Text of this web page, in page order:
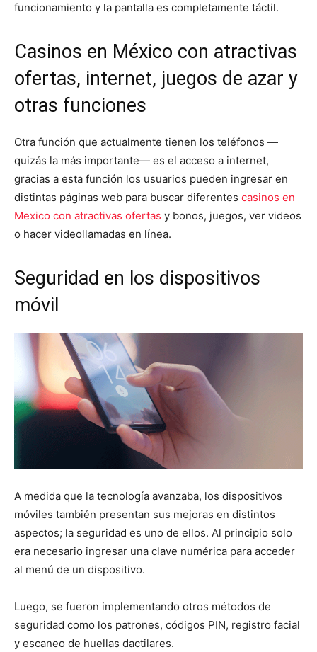
funcionamiento y la pantalla es completamente táctil.
Casinos en México con atractivas
ofertas, internet, juegos de azar y
otras funciones
Otra función que actualmente tienen los teléfonos —
quizás la más importante— es el acceso a internet,
gracias a esta función los usuarios pueden ingresar en
distintas páginas web para buscar diferentes casinos en
Mexico con atractivas ofertas y bonos, juegos, ver videos
o hacer videollamadas en línea.
Seguridad en los dispositivos
móvil
A medida que la tecnología avanzaba, los dispositivos
móviles también presentan sus mejoras en distintos
aspectos; la seguridad es uno de ellos. Al principio solo
era necesario ingresar una clave numérica para acceder
al menú de un dispositivo.
Luego, se fueron implementando otros métodos de
seguridad como los patrones, códigos PIN, registro facial
y escaneo de huellas dactilares.